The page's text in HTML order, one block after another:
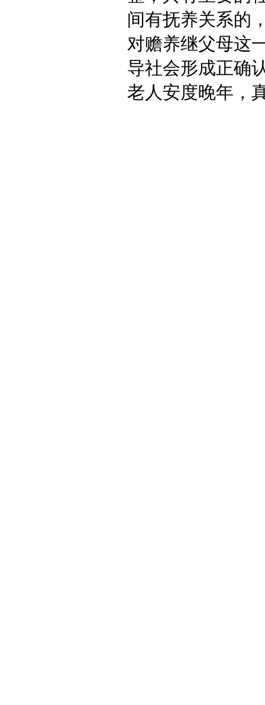
间有抚养关系的
对赡养继父母这
导社会形成正确
老人安度晚年，